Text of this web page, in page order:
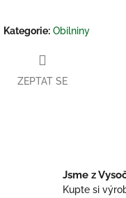
Kategorie: Obilniny
ZEPTAT SE
Jsme z
Kupte si